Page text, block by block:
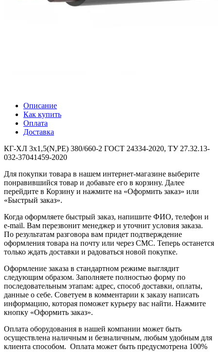
Описание
Как купить
Оплата
Доставка
КГ-ХЛ 3х1,5(N,РЕ) 380/660-2 ГОСТ 24334-2020, ТУ 27.32.13-
032-37041459-2020
Для покупки товара в нашем интернет-магазине выберите
понравившийся товар и добавьте его в корзину. Далее
перейдите в Корзину и нажмите на «Оформить заказ» или
«Быстрый заказ».
Когда оформляете быстрый заказ, напишите ФИО, телефон и
e-mail. Вам перезвонит менеджер и уточнит условия заказа.
По результатам разговора вам придет подтверждение
оформления товара на почту или через СМС. Теперь останется
только ждать доставки и радоваться новой покупке.
Оформление заказа в стандартном режиме выглядит
следующим образом. Заполняете полностью форму по
последовательным этапам: адрес, способ доставки, оплаты,
данные о себе. Советуем в комментарии к заказу написать
информацию, которая поможет курьеру вас найти. Нажмите
кнопку «Оформить заказ».
Оплата оборудования в нашей компании может быть
осуществлена наличным и безналичным, любым удобным для
клиента способом. Оплата может быть предусмотрена 100%